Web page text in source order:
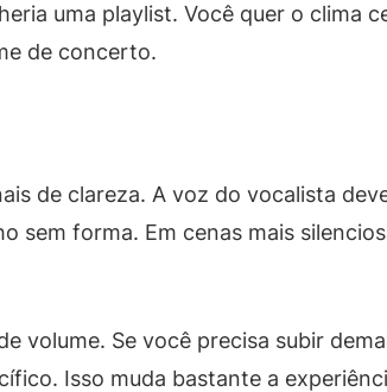
uma playlist. Você quer o clima
de concerto.
de clareza. A voz do vocalista
sem forma. Em cenas mais
volume. Se você precisa subir
Isso muda bastante a